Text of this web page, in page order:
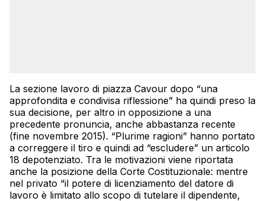
La sezione lavoro di piazza Cavour dopo “una
approfondita e condivisa riflessione” ha quindi preso la
sua decisione, per altro in opposizione a una
precedente pronuncia, anche abbastanza recente
(fine novembre 2015). “Plurime ragioni” hanno portato
a correggere il tiro e quindi ad “escludere” un articolo
18 depotenziato. Tra le motivazioni viene riportata
anche la posizione della Corte Costituzionale: mentre
nel privato “il potere di licenziamento del datore di
lavoro è limitato allo scopo di tutelare il dipendente,